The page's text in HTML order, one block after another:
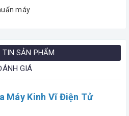
máy
TIN SẢN PHẨM
GIÁ
Máy Kinh Vĩ Điện Tử